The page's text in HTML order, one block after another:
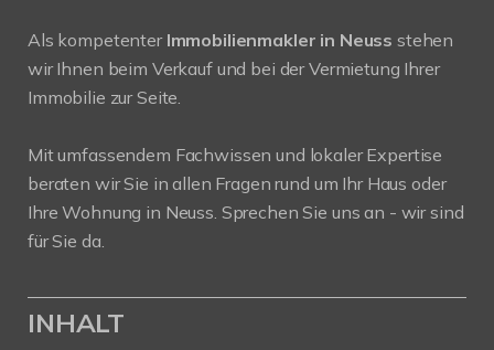
Als kompetenter Immobilienmakler in Neuss stehen
wir Ihnen beim Verkauf und bei der Vermietung Ihrer
Immobilie zur Seite.
Mit umfassendem Fachwissen und lokaler Expertise
beraten wir Sie in allen Fragen rund um Ihr Haus oder
Ihre Wohnung in Neuss. Sprechen Sie uns an - wir sind
für Sie da.
INHALT